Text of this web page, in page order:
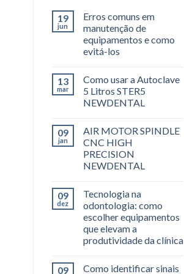
19
jun
Erros comuns em
manutenção de
equipamentos e como
evitá-los
13
mar
Como usar a Autoclave
5 Litros STER5
NEWDENTAL
09
jan
AIR MOTOR SPINDLE
CNC HIGH
PRECISION
NEWDENTAL
09
dez
Tecnologia na
odontologia: como
escolher equipamentos
que elevam a
produtividade da clínica
09
Como identificar sinais